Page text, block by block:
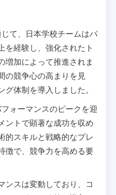
て、日本学校チームはパ
を経験し、強化されたト
増加によって推進されま
の競争心の高まりを見
体制を導入しました。
ォーマンスのピークを迎
ントで顕著な成功を収め
的スキルと戦略的なプレ
徴で、競争力を高める要
ンスは変動しており、コ